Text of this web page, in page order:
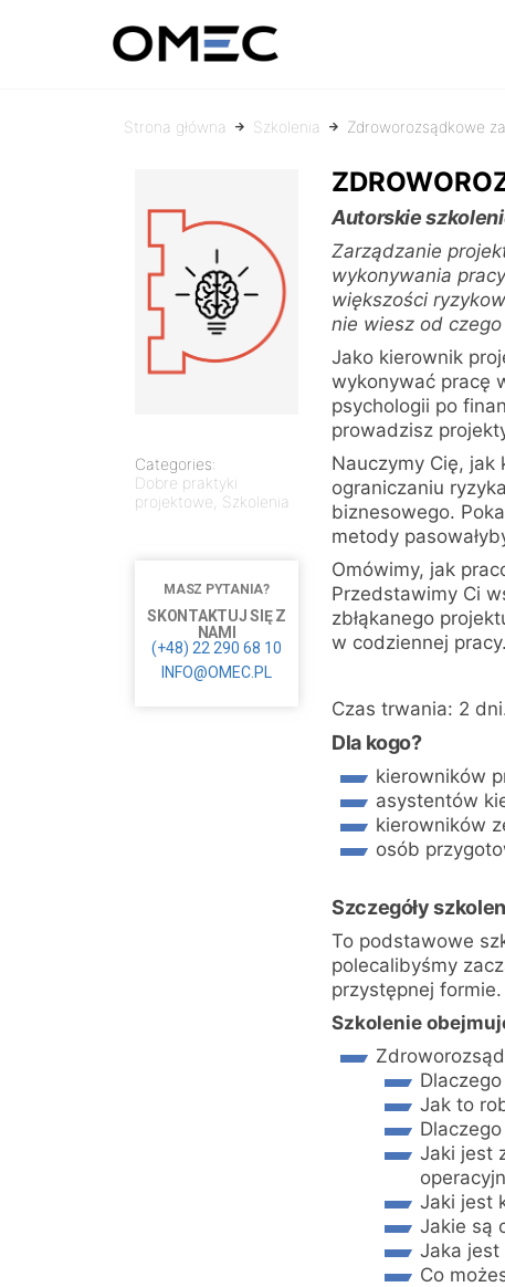
Strona główna Szkolenia Zdroworozsądkowe
Categories:
Dobre praktyki
projektowe Szkolenia
MASZ PYTANIA?
SKONTAKTUJ SIĘ Z
NAMI
(+48) 22 290 68 10
INFO@OMEC.PL
Autorskie
Zarządzanie
wykonywania
większości
nie wiesz od
Jako kierownik
wykonywać pracę
psychologii po
prowadzisz
Nauczymy Cię, jak
ograniczaniu
biznesowego.
metody
Omówimy, jak
Przedstawimy Ci
zbłąkanego
w codziennej
Czas trwania: 2
Dla kogo?
kierowników
asystentów
kierowników
osób
Szczegóły
To podstawowe
polecalibyśmy
przystępnej formie.
Szkolenie
Jak to
Jaki jest
Jaki jest
Jakie są
Jaka jest
Co